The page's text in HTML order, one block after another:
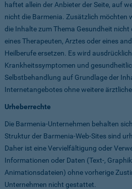
haftet allein der Anbieter der Seite, auf
nicht die Barmenia. Zusätzlich möchten
die Inhalte zum Thema Gesundheit nicht
eines Therapeuten, Arztes oder eines
Heilberufe ersetzen. Es wird
Krankheitssymptomen und
Selbstbehandlung auf Grundlage der
Internetangebotes ohne weitere
Urheberrechte
Die Barmenia-Unternehmen behalten
Struktur der Barmenia-Web-Sites sind
Daher ist eine Vervielfältigung oder
Informationen oder Daten (Text-,
Animationsdateien) ohne vorherige
Unternehmen nicht gestattet.